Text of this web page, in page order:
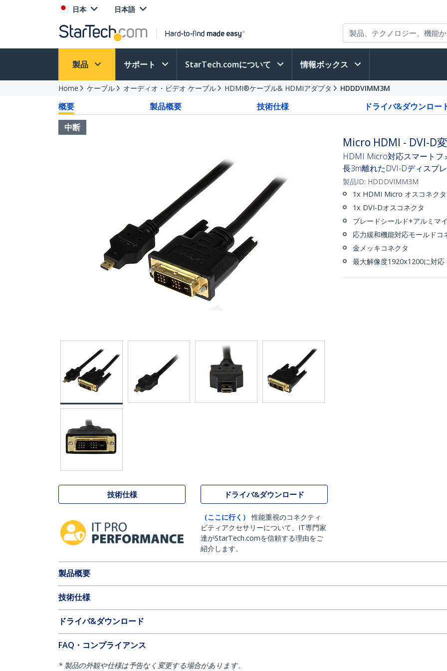
日本 日本語
製品 サポート StarTech.comについて 情報ボックス
Home ケーブル オーディオ・ビデオ ケーブル HDMI®ケーブル& HDMIアダプタ HDDDVIMM3M
概要 製品概要 技術仕様
ドライバ&ダウンロー
中断
技術仕様 ドライバ&ダウンロード
（ここに行く）
性能重視のコネクティ
ビティアクセサリーについて、IT専門家
達がStarTech.comを信頼する理由をご
紹介します。
Micro HDMI - DVI-
HDMI Micro対応スマートフ
長3m離れたDVI-Dディスプ
製品ID: HDDDVIMM3M
1x HDMI Micro オスコネクタ
1x DVI-Dオスコネクタ
ブレードシールド+アルミマ
応力緩和機能対応モールドコ
金メッキコネクタ
最大解像度1920x1200に対応
製品概要
技術仕様
ドライバ&ダウンロード
FAQ・コンプライアンス
* 製品の外観や仕様は予告なく変更する場合があります。